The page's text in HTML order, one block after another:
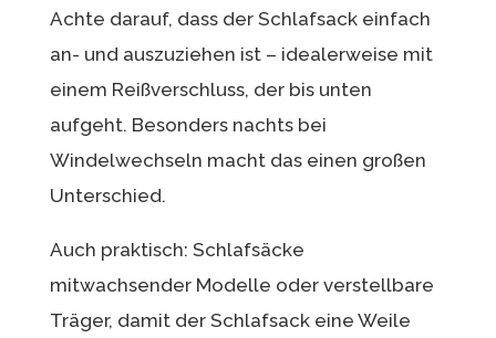
Achte darauf, dass der Schlafsack einfach
an- und auszuziehen ist – idealerweise mit
einem Reißverschluss, der bis unten
aufgeht. Besonders nachts bei
Windelwechseln macht das einen großen
Unterschied.
Auch praktisch: Schlafsäcke
mitwachsender Modelle oder verstellbare
Träger, damit der Schlafsack eine Weile